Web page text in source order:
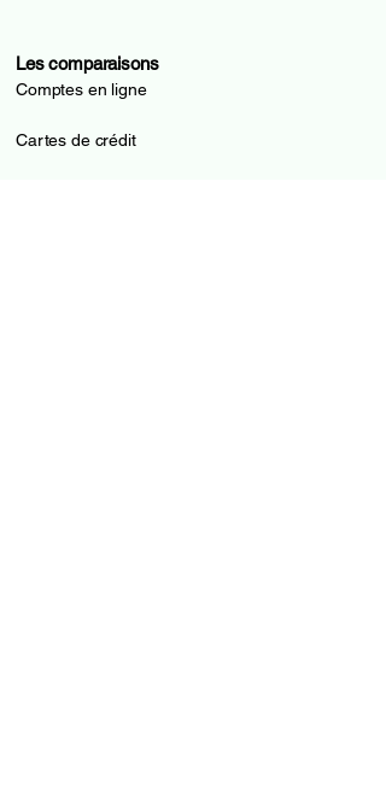
Les comparaisons
Comptes en ligne
Cartes de crédit